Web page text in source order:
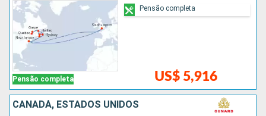
Pensão completa US$ 5,916
Pensão completa
CANADÁ, ESTADOS UNIDOS